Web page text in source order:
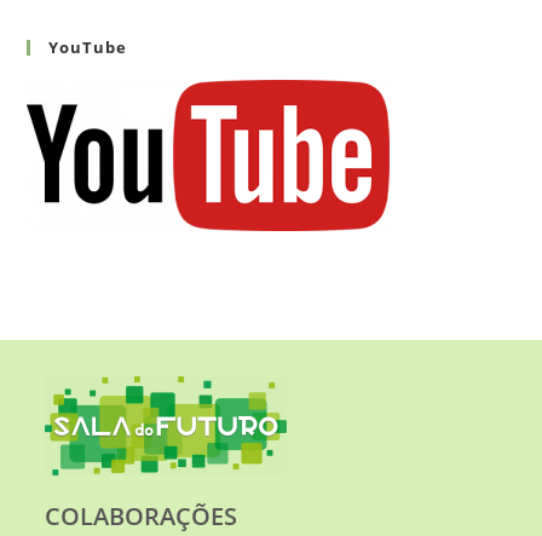
YouTube
COLABORAÇÕES